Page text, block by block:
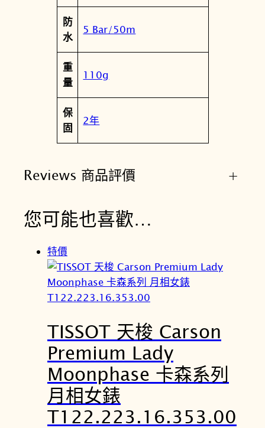
4
.
0
0
數
量
防
水
5 Bar/50m
重
量
110g
保
固
2年
Reviews 商品評價 +
您可能也喜歡…
特價
TISSOT 天梭 Carson
Premium Lady
Moonphase 卡森系列
月相女錶
T122.223.16.353.00